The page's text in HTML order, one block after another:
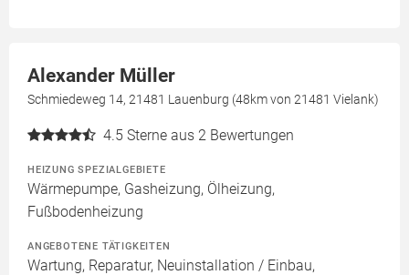
Alexander Müller
Schmiedeweg 14, 21481 Lauenburg (48km von 21481 Vielank)
4.5 Sterne aus 2 Bewertungen
HEIZUNG SPEZIALGEBIETE
Wärmepumpe, Gasheizung, Ölheizung,
Fußbodenheizung
ANGEBOTENE TÄTIGKEITEN
Wartung, Reparatur, Neuinstallation / Einbau,